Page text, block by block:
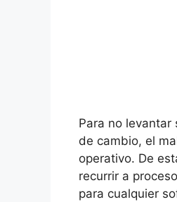
Para no
de cambio, el
operativo. De
recurrir a
para cualquier